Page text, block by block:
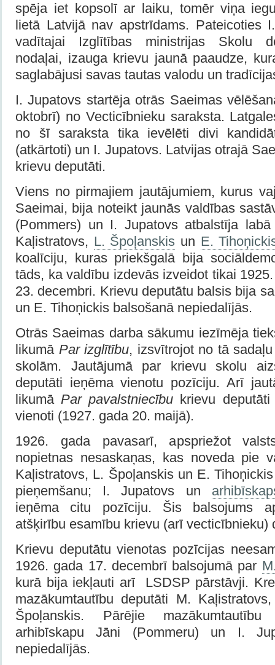
spēja iet kopsolī ar laiku, tomēr viņa
lietā Latvijā nav apstrīdams. Pateicoties
vadītajai Izglītības ministrijas Skolu
nodaļai, izauga krievu jaunā paaudze,
saglabājusi savas tautas valodu un
I. Jupatovs startēja otrās Saeimas
oktobrī) no Vecticībnieku saraksta.
no šī saraksta tika ievēlēti divi
(atkārtoti) un I. Jupatovs. Latvijas otrajā
krievu deputāti.
Viens no pirmajiem jautājumiem, kurus
Saeimai, bija noteikt jaunās valdības
(Pommers) un I. Jupatovs atbalstīja
Kaļistratovs, L. Špoļanskis un E.
koalīciju, kuras priekšgalā bija
tāds, ka valdību izdevās izveidot tikai
23. decembri. Krievu deputātu balsis bija
un E. Tihoņickis balsošanā nepiedalījās.
Otrās Saeimas darba sākumu iezīmēja
likumā Par izglītību, izsvītrojot no tā
skolām. Jautājumā par krievu skolu
deputāti ieņēma vienotu pozīciju. Arī
likumā Par pavalstniecību krievu
vienoti (1927. gada 20. maijā).
1926. gada pavasarī, apspriežot
nopietnas nesaskaņas, kas noveda pie
Kaļistratovs, L. Špoļanskis un E.
pieņemšanu; I. Jupatovs un
ieņēma citu pozīciju. Šis balsojums
atšķirību esamību krievu (arī vecticībnieku)
Krievu deputātu vienotas pozīcijas
1926. gada 17. decembrī balsojumā par
kurā bija iekļauti arī LSDSP pārstāvji.
mazākumtautību deputāti M.
Špoļanskis. Pārējie
arhibīskapu Jāni (Pommeru) un I.
nepiedalījās.